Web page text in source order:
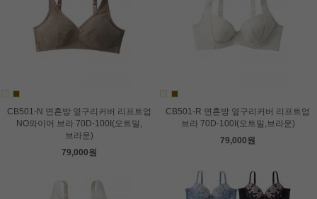
CB501-N 면혼방 옆구리커버 리프트업
NO와이어 브라 70D-100I(오트밀,
브라운)
79,000원
CB501-R 면혼방 옆구리커버 리프트업
브라 70D-100I(오트밀,브라운)
79,000원